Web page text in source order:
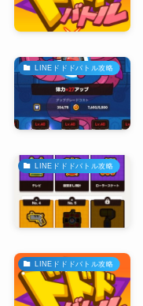
LINEドドドバトル攻略
LINEドドドバトル攻略
LINEドドドバトル攻略